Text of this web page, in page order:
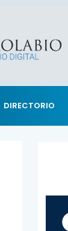
DIRECTORIO